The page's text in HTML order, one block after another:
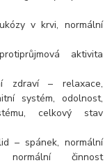
v krvi, normální
aktivita
zdraví – relaxace,
systém, odolnost,
celkový stav
– spánek, normální
činnost